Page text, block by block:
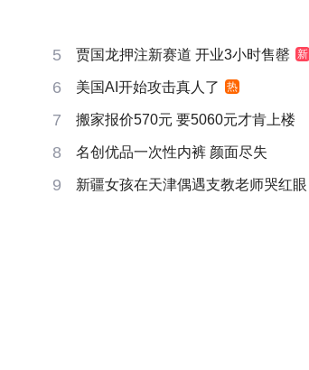
5 贾国龙押注新赛道 开业3小时售罄 新
6 美国AI开始攻击真人了 热
7 搬家报价570元 要5060元才肯上楼
8 名创优品一次性内裤 颜面尽失
9 新疆女孩在天津偶遇支教老师哭红眼